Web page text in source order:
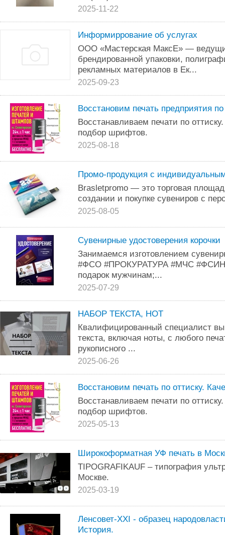
2025-11-22
Информиррование об услугах
ООО «Мастерская МаксЕ» —
брендированной упаковки,
рекламных материалов в Ек...
2025-09-23
Восстановим печать предприятия
Восстанавливаем печати по
подбор шрифтов.
2025-08-18
Промо-продукция с
Brasletpromo — это торговая
создании и покупке сувениров с
2025-08-05
Сувенирные удостоверения корочки
Занимаемся изготовлением
#ФСО #ПРОКУРАТУРА #МЧС #ФСИН
подарок мужчинам;...
2025-07-29
НАБОР ТЕКСТА, НОТ
Квалифицированный специалист
текста, включая ноты, с любого
рукописного ...
2025-06-26
Восстановим печать по оттиску.
Восстанавливаем печати по
подбор шрифтов.
2025-05-13
Широкоформатная УФ печать в
TIPOGRAFIKAUF – типография
Москве.
2025-03-19
Ленсовет-XXI - образец
История.